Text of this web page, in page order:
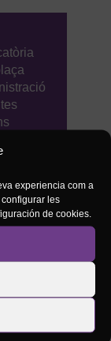
experiencia com a
les
de cookies.